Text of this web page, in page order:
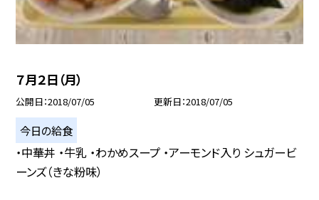
７月２日（月）
公開日 2018/07/05 更新日 2018/07/05
今日の給食
・中華丼 ・牛乳 ・わかめスープ ・アーモンド入り シュガービ
ーンズ（きな粉味）